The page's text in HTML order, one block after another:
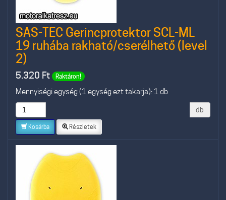
SAS-TEC Gerincprotektor SCL-ML
19 ruhába rakható/cserélhető (level
2)
5.320 Ft Raktáron!
Mennyiségi egység (1 egység ezt takarja): 1 db
db
Kosárba Részletek